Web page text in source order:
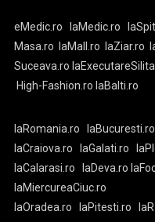
eMedic.ro laMedic.ro
Masa.ro laMall.ro laZiar.ro
Suceava.ro
High-Fashion.ro laBalti.ro
laRomania.ro laBucuresti.ro
laCraiova.ro
laGalati.ro
laCalarasi.ro
laDeva.ro
laMiercureaCiuc.ro
laOradea.ro
laPitesti.ro